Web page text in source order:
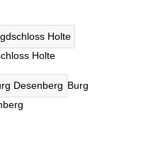
Holte
Burg